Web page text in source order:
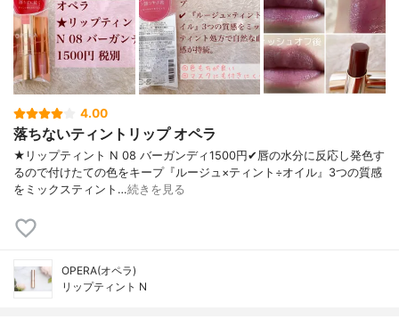
4.00
落ちないティントリップ オペラ
★リップティント N 08 バーガンディ1500円✔︎唇の水分に反応し発色す
るので付けたての色をキープ『ルージュ×ティント÷オイル』3つの質感
をミックスティント…続きを見る
OPERA(オペラ)
リップティント N